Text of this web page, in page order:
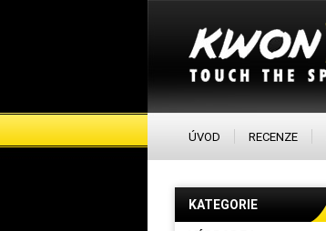
KATEGORIE
ÚVOD RECENZE